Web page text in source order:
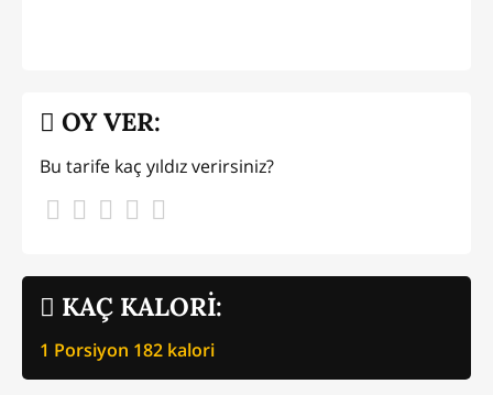
KAÇ KALORİ:
1 Porsiyon 182 kalori
OY VER:
Bu tarife kaç yıldız verirsiniz?